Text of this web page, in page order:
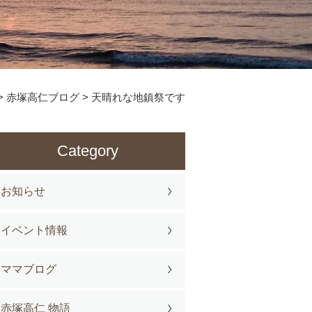
赤塚高仁ブログ > 天晴れな地鎮祭です
Category
お知らせ
イベント情報
ママブログ
赤塚高仁 物語